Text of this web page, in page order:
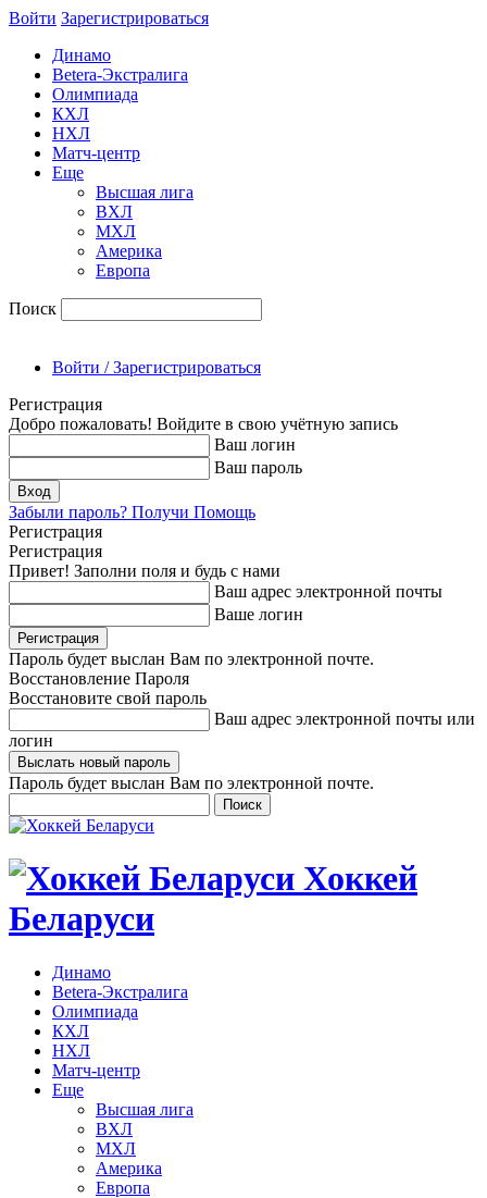
Войти Зарегиcтрироваться
Динамо
Betera-Экстралига
Олимпиада
КХЛ
НХЛ
Матч-центр
Еще
Высшая лига
ВХЛ
МХЛ
Америка
Европа
Поиск
Войти / Зарегистрироваться
Регистрация
Добро пожаловать! Войдите в свою учётную запись
Ваш логин
Ваш пароль
Забыли пароль? Получи Помощь
Регистрация
Регистрация
Привет! Заполни поля и будь с нами
Ваш адрес электронной почты
Ваше логин
Пароль будет выслан Вам по электронной почте.
Восстановление Пароля
Восстановите свой пароль
Ваш адрес электронной почты или
логин
Пароль будет выслан Вам по электронной почте.
Хоккей
Беларуси
Динамо
Betera-Экстралига
Олимпиада
КХЛ
НХЛ
Матч-центр
Еще
Высшая лига
ВХЛ
МХЛ
Америка
Европа